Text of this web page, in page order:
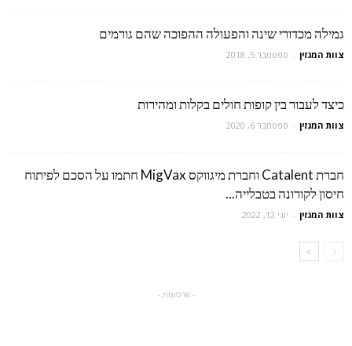
גמילה מכדורי שינה והפעולה ההפוכה שהם גורמים
צוות המגזין - ספטמבר 5, 2018
כיצד לעבור בין קופות חולים בקלות ומהירות
צוות המגזין - ספטמבר 6, 2020
חברת Catalent וחברת מיגווקס MigVax חתמו על הסכם לפיתוח
חיסון לקורונה בטבלייה...
צוות המגזין - יוני 12, 2022
- פרסומת -